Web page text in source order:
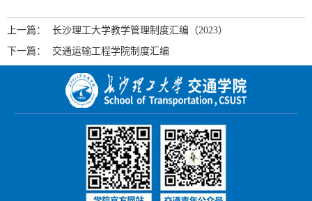
上一篇：
长沙理工大学教学管理制度汇编（2023）
下一篇：
交通运输工程学院制度汇编